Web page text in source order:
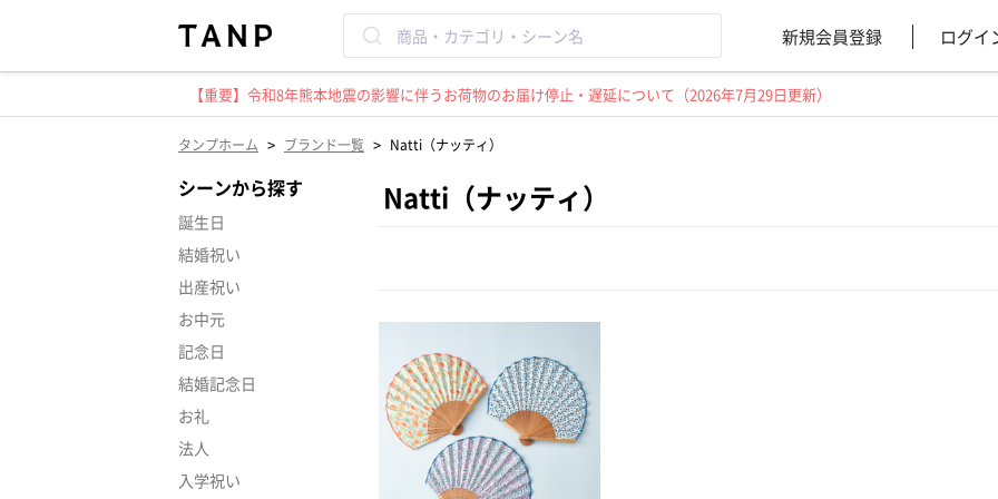
新規会員登録 ログイ
【重要】令和8年熊本地震の影響に伴うお荷物のお届け停止・遅延について（2026年7月29日更新）
タンプホーム > ブランド一覧 > Natti（ナッティ）
シーンから探す
誕生日
結婚祝い
出産祝い
お中元
記念日
結婚記念日
お礼
法人
入学祝い
Natti（ナッティ）